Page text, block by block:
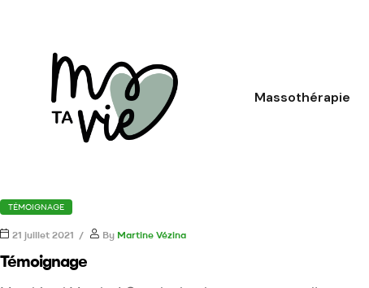
Massothérapie
TÉMOIGNAGE
21 juillet 2021 By Martine Vézina
Témoignage